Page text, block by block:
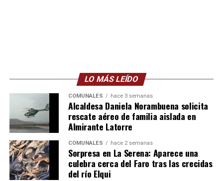
LO MÁS LEÍDO
COMUNALES hace 3 semanas
Alcaldesa Daniela Norambuena solicita
rescate aéreo de familia aislada en
Almirante Latorre
COMUNALES hace 2 semanas
Sorpresa en La Serena: Aparece una
culebra cerca del Faro tras las crecidas
del río Elqui